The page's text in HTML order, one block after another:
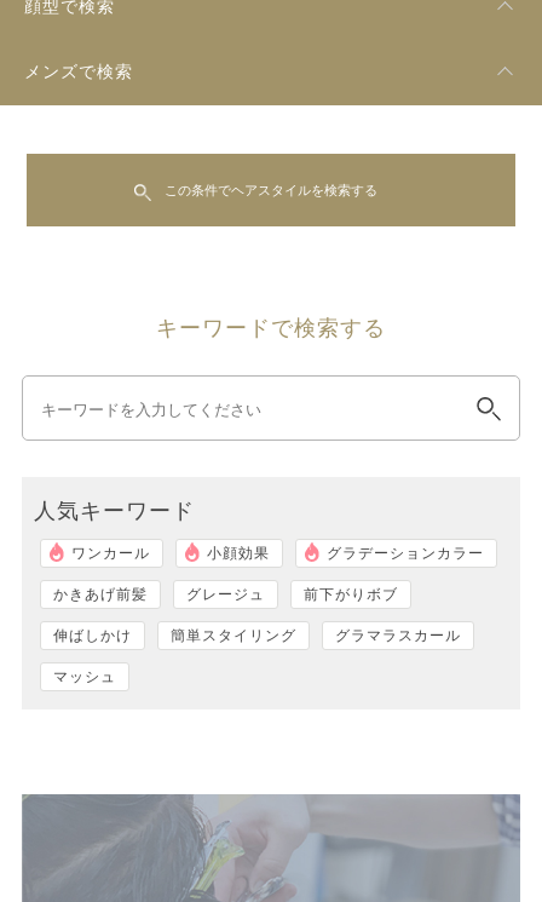
顔型で検索
メンズで検索
この条件でヘアスタイルを検索する
キーワードで検索する
人気キーワード
ワンカール 小顔効果 グラデーションカラー
かきあげ前髪 グレージュ 前下がりボブ
伸ばしかけ 簡単スタイリング グラマラスカール
マッシュ